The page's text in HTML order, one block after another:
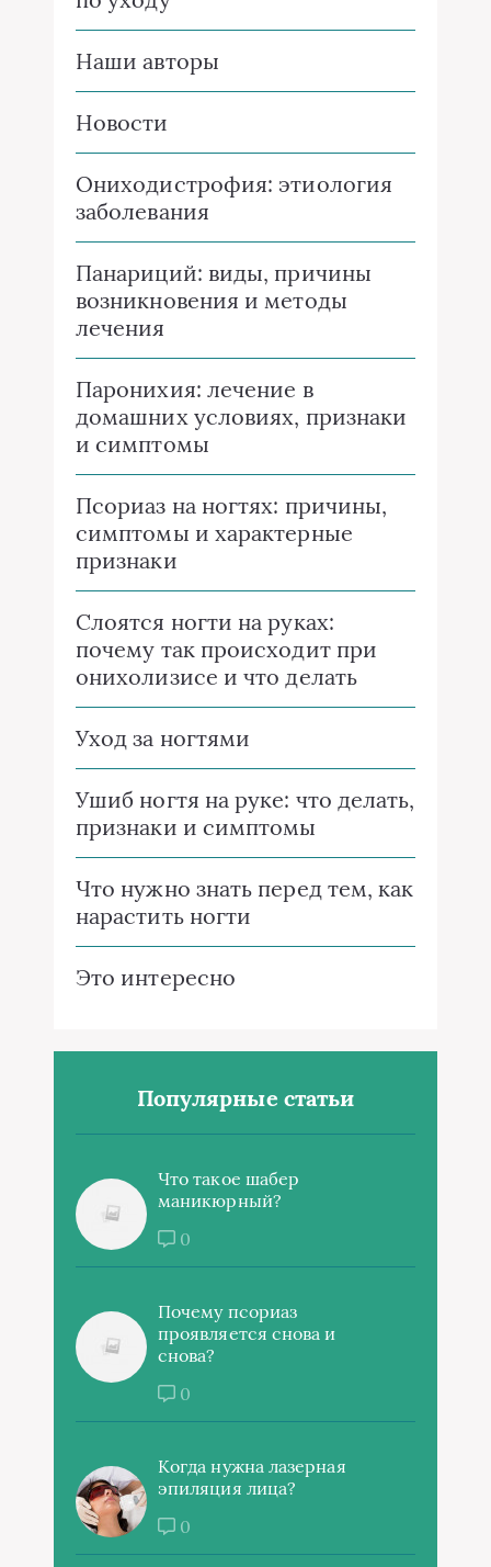
Наши авторы
Новости
Ониходистрофия: этиология
заболевания
Панариций: виды, причины
возникновения и методы
лечения
Паронихия: лечение в
домашних условиях, признаки
и симптомы
Псориаз на ногтях: причины,
симптомы и характерные
признаки
Слоятся ногти на руках:
почему так происходит при
онихолизисе и что делать
Уход за ногтями
Ушиб ногтя на руке: что делать,
признаки и симптомы
Что нужно знать перед тем, как
нарастить ногти
Это интересно
Популярные статьи
Что такое шабер
маникюрный?
0
Почему псориаз
проявляется снова и
снова?
0
Когда нужна лазерная
эпиляция лица?
0